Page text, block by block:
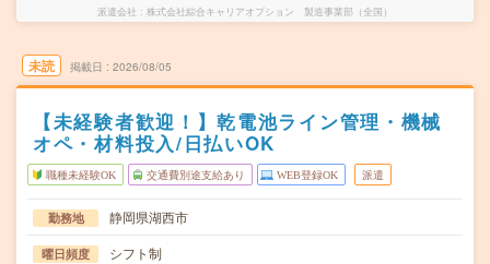
派遣会社 株式会社綜合キャリアオプション 製造事業部（全国）
未読 掲載日 2026/08/05
【未経験者歓迎！】乾電池ライン管理・機械
オペ・材料投入/日払いOK
職種未経験OK 交通費別途支給あり WEB登録OK 派遣
勤務地 静岡県湖西市
曜日頻度 シフト制